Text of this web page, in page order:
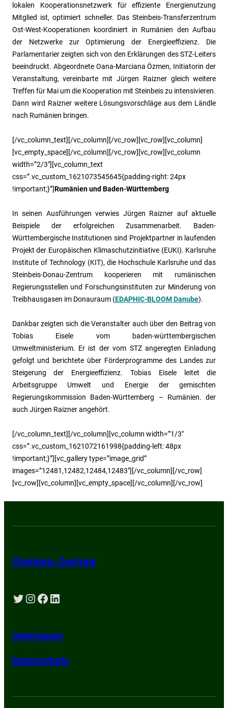
lokalen Kooperationsnetzwerk für effiziente Energienutzung
Mitglied ist, optimiert schneller. Das Steinbeis-Transferzentrum
Ost-West-Kooperationen koordiniert in Rumänien den Aufbau
der Netzwerke zur Optimierung der Energieeffizienz. Die
Parlamentarier zeigten sich von den Erklärungen des STZ-Leiters
beeindruckt. Abgeordnete Oana-Marciana Özmen, Initiatorin der
Veranstaltung, vereinbarte mit Jürgen Raizner gleich weitere
Treffen für Mai um die Kooperation mit Steinbeis zu intensivieren.
Dann wird Raizner weitere Lösungsvorschläge aus dem Ländle
nach Rumänien bringen.
[/vc_column_text][/vc_column][/vc_row][vc_row][vc_column]
[vc_empty_space][/vc_column][/vc_row][vc_row][vc_column
width=”2/3″][vc_column_text
css=”.vc_custom_1621073545645{padding-right: 24px
!important;}”]Rumänien und Baden-Württemberg
In seinen Ausführungen verwies Jürgen Raizner auf aktuelle
Beispiele der erfolgreichen Zusammenarbeit. Baden-
Württembergische Institutionen sind Projektpartner in laufenden
Projekt der Europäischen Klimaschutzinitiative (EUKI). Karlsruhe
Institute of Technology (KIT), die Hochschule Karlsruhe und das
Steinbeis-Donau-Zentrum kooperieren mit rumänischen
Regierungsstellen und Forschungsinstituten zur Minderung von
Treibhausgasen im Donauraum (EDAPHIC-BLOOM Danube).
Dankbar zeigten sich die Veranstalter auch über den Beitrag von
Tobias Eisele vom baden-württembergischen
Umweltministerium. Er ist der vom STZ angeregten Einladung
gefolgt und berichtete über Förderprogramme des Landes zur
Steigerung der Energieeffizienz. Tobias Eisele leitet die
Arbeitsgruppe Umwelt und Energie der gemischten
Regierungskommission Baden-Württemberg – Rumänien. der
auch Jürgen Raizner angehört.
[/vc_column_text][/vc_column][vc_column width=”1/3″
css=”.vc_custom_1621072161998{padding-left: 48px
!important;}”][vc_gallery type=”image_grid”
images=”12481,12482,12484,12483″][/vc_column][/vc_row]
[vc_row][vc_column][vc_empty_space][/vc_column][/vc_row]
Steinbeis-Zentrale
Twitter Instagram Facebook LinkedIn
Impressum
Datenschutz